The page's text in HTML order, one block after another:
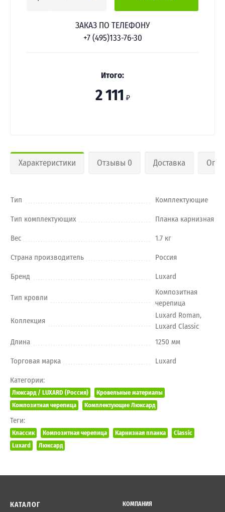
ЗАКАЗ ПО ТЕЛЕФОНУ
+7 (495)133-76-30
Итого:
2 111 ₽
Характеристики Отзывы 0 Доставка
Тип Комплектующие
Тип комплектующих Планка карнизная
Вес 1.7 кг
Страна производитель Россия
Бренд Luxard
Тип кровли
Композитная
черепица
Коллекция
Luxard Roman,
Luxard Classic
Длина
1250 мм
Торговая марка Luxard
Категории:
Люксард / LUXARD (Россия)
Кровельные материалы
Композитная черепица
Комплектующие Люксард
Теги:
Классик Композитная черепица Карнизная планка
Classic
Luxard
Люксард
КАТАЛОГ
КОМПАНИЯ